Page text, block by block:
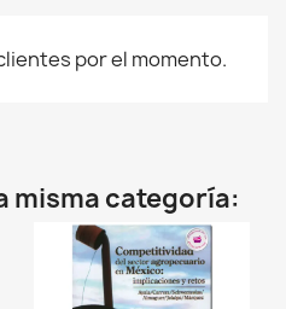
por el momento.
misma categoría: